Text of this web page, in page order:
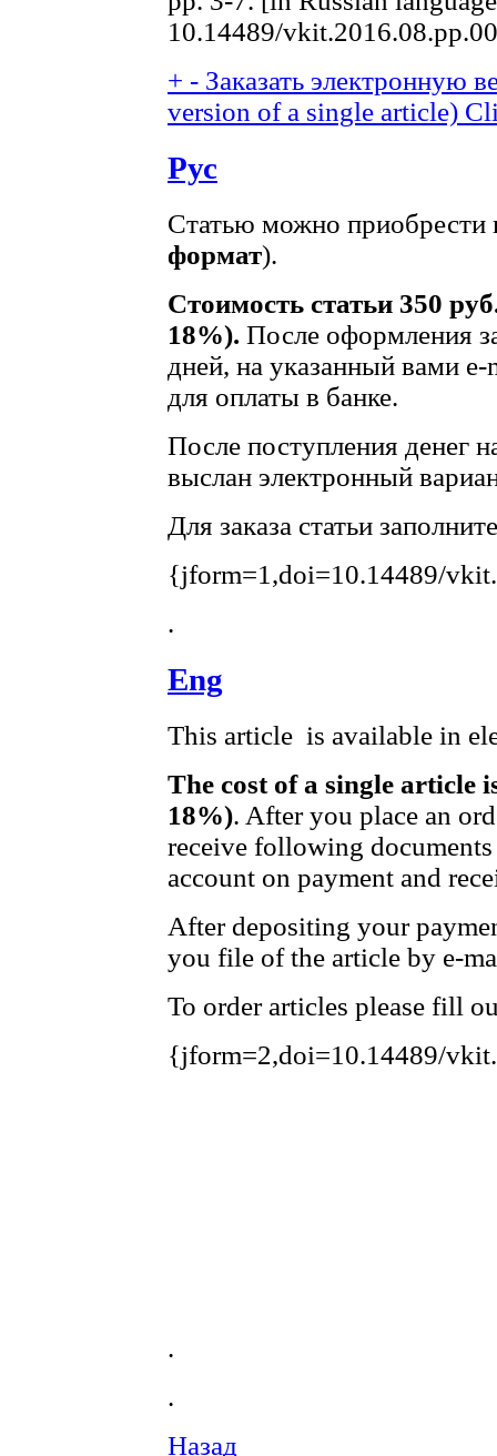
10.14489/
+ - Заказать электронную
version of a single article)
Рус
Статью можно приобрести
формат).
Стоимость статьи 350
18%). После оформления
дней, на указанный вами
для оплаты в банке.
После поступления денег
выслан электронный
Для заказа статьи
{jform=1,doi=10.14489/
.
Eng
This article is available in
The cost of a single article
18%). After you place an
receive following
account on payment and
After depositing your
you file of the article by e-
To order articles please fill
{jform=2,doi=10.14489/
.
.
Назад